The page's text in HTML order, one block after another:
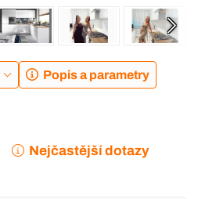
Popis a parametry
Nejčastější dotazy